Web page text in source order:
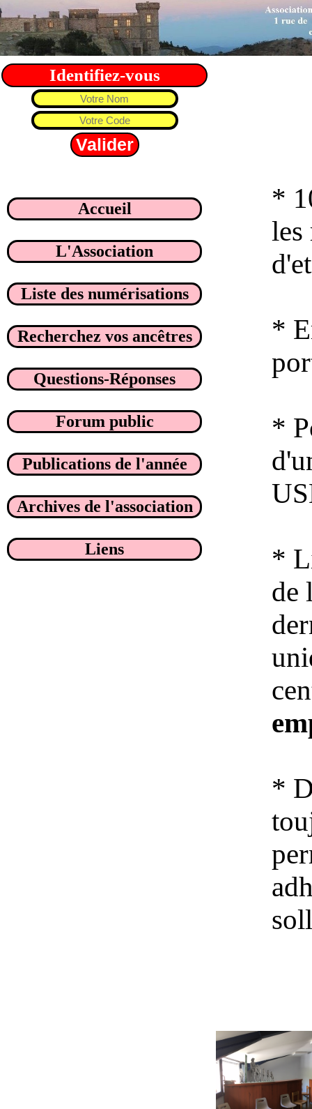
Identifiez-vous
Accueil
L'Association
Liste des numérisations
Recherchez vos ancêtres
Questions-Réponses
Forum public
Publications de l'année
Archives de l'association
Liens
*
les
*
*
*
de
*